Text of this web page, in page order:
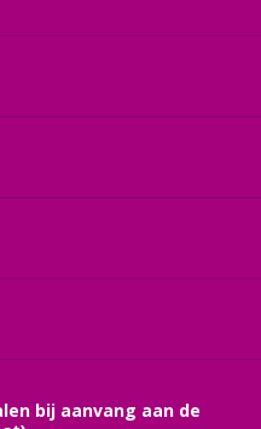
bij aanvang aan de